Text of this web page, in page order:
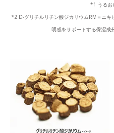
*1 うるお
*2 D-グリチルリチン酸ジカリウムRM＝ニキ
明感をサポートする保湿成